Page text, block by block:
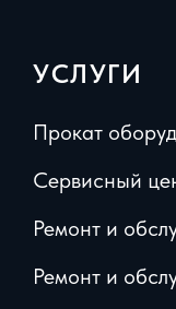
УСЛУГИ
Прокат
Сервисный
Ремонт и
Ремонт и